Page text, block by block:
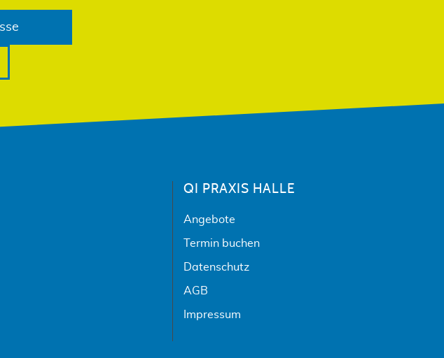
QI PRAXIS HALLE
Angebote
Termin buchen
Datenschutz
AGB
Impressum